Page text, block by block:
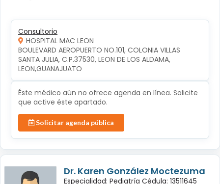
Consultorio
HOSPITAL MAC LEON
BOULEVARD AEROPUERTO NO.101, COLONIA VILLAS
SANTA JULIA, C.P.37530, LEON DE LOS ALDAMA,
LEON,GUANAJUATO
Éste médico aún no ofrece agenda en línea. Solicite
que active éste apartado.
Solicitar agenda pública
Dr. Karen González Moctezuma
Especialidad: Pediatría Cédula: 13511645